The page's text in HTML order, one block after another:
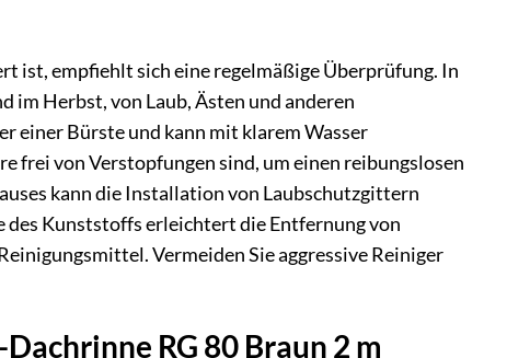
ist, empfiehlt sich eine regelmäßige Überprüfung. In
im Herbst, von Laub, Ästen und anderen
einer Bürste und kann mit klarem Wasser
frei von Verstopfungen sind, um einen reibungslosen
kann die Installation von Laubschutzgittern
des Kunststoffs erleichtert die Entfernung von
Vermeiden Sie aggressive Reiniger
RG 80 Braun 2 m